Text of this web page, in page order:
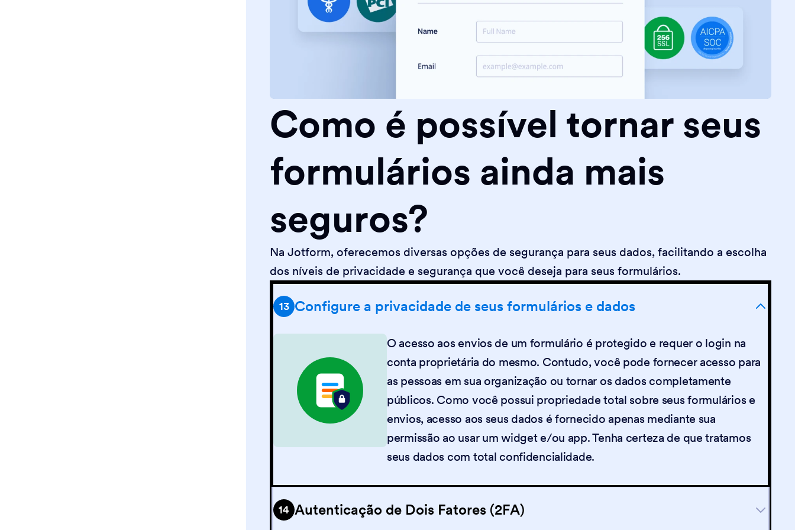
Como é possível tornar seus
formulários ainda mais
seguros?
Na Jotform, oferecemos diversas opções de segurança para seus dados, facilitando a escolha
dos níveis de privacidade e segurança que você deseja para seus formulários.
13 Configure a privacidade de seus formulários e dados
O acesso aos envios de um formulário é protegido e requer o login na
conta proprietária do mesmo. Contudo, você pode fornecer acesso para
as pessoas em sua organização ou tornar os dados completamente
públicos. Como você possui propriedade total sobre seus formulários e
envios, acesso aos seus dados é fornecido apenas mediante sua
permissão ao usar um widget e/ou app. Tenha certeza de que tratamos
seus dados com total confidencialidade.
14 Autenticação de Dois Fatores (2FA)